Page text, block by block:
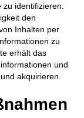
identifizieren.
den
Inhalten per
zu
erhält das
und
akquirieren.